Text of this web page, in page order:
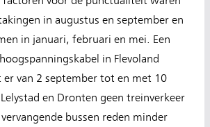
in augustus en september en
in januari, februari en mei. Een
in Flevoland
er van 2 september tot en met 10
en Dronten geen treinverkeer
bussen reden minder